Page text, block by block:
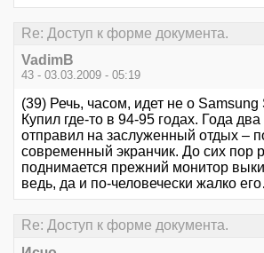
Re: Доступ к форме документа.
VadimB
43 - 03.03.2009 - 05:19
(39) Речь, часом, идет не о
Купил где-то в 94-95 годах. Года
отправил на заслуженный отдых –
современный экранчик. До сих пор
поднимается прежний монитор
ведь, да и по-человечески жалко
Re: Доступ к форме документа.